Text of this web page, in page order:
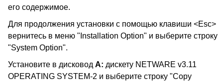
его содержимое.
Для продолжения установки с помощью клавиши <Esc>
вернитесь в меню "Installation Option" и выберите строку
"System Option".
Установите в дисковод A: дискету NETWARE v3.11
OPERATING SYSTEM-2 и выберите строку "Copy